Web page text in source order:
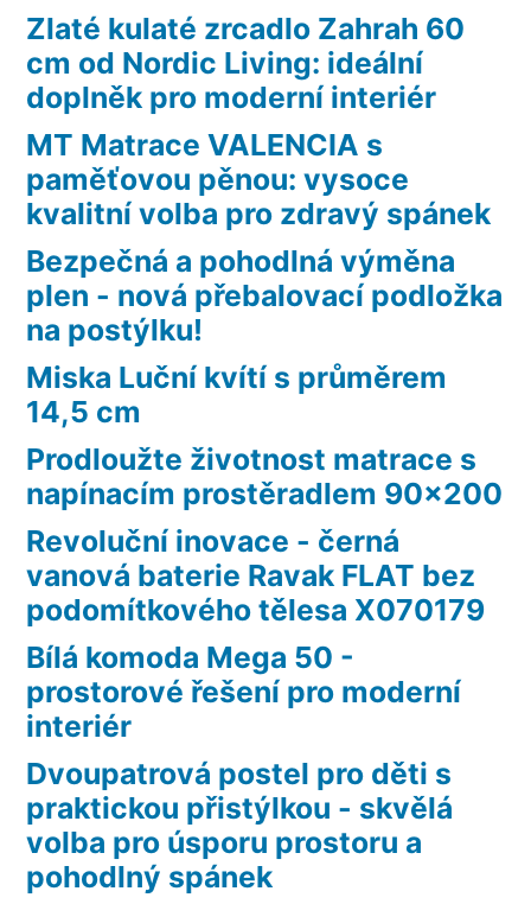
Zlaté kulaté zrcadlo Zahrah 60
cm od Nordic Living: ideální
doplněk pro moderní interiér
MT Matrace VALENCIA s
paměťovou pěnou: vysoce
kvalitní volba pro zdravý spánek
Bezpečná a pohodlná výměna
plen - nová přebalovací podložka
na postýlku!
Miska Luční kvítí s průměrem
14,5 cm
Prodloužte životnost matrace s
napínacím prostěradlem 90×200
Revoluční inovace - černá
vanová baterie Ravak FLAT bez
podomítkového tělesa X070179
Bílá komoda Mega 50 -
prostorové řešení pro moderní
interiér
Dvoupatrová postel pro děti s
praktickou přistýlkou - skvělá
volba pro úsporu prostoru a
pohodlný spánek